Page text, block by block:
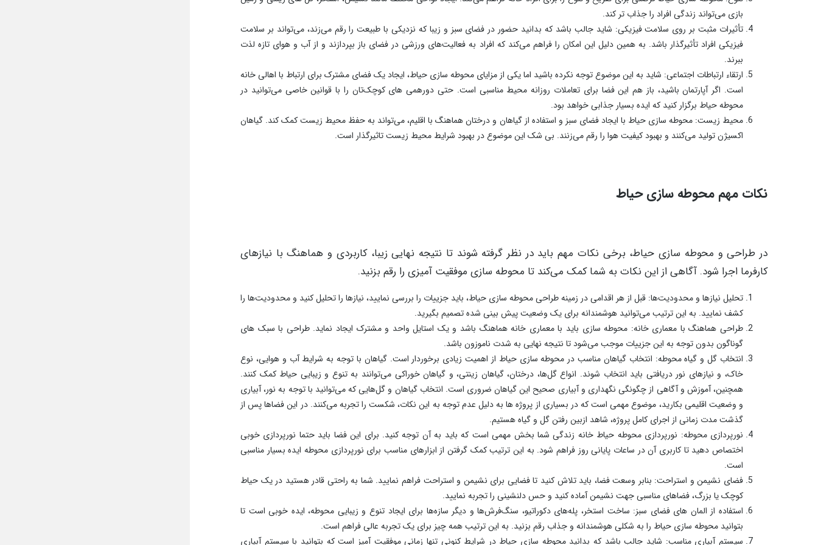
می‌شود. شما به راحتی می‌توانید در چنین فضایی حس و حال فوق العاده‌ای را تجربه کنید. تاثیرات متعدد محوطه سازی حیاط و
حضور در آن، بر روی روح و روان انسان اثبات شده است. پس بدیهی است که با همین تجربه می‌توانید فضایی مناسب و خاص
افزایش کیفیت زندگی: محوطه سازی حیاط با ایجاد یک فضای زیبا و دلنشین، کمک می‌کند تا علائمی از بهبود کیفیت زندگی را تجربه کنید. حضور در
یک محیط سرسبز و جذاب همراه با زیبایی و فضای آرامش بخش حس و حال خوبی را تداعی می‌کند که نتیجه آن بهبود کیفیت زندگی است.
کاهش استرس و افزایش آرامش: امکان داشتن یک حیاط زیبا و سرسبز می‌تواند به کاهش استرس و افزایش آرامش کمک کند. تماشای گل‌ها، گیاهان،
آبنما، صدای آب و حضور در محیط طبیعی موجب بهبود حالات روحی می‌شود.
تنوع: محوطه سازی حیاط فرصتی برای تفریح و تنوع را برای افراد خانه فراهم می‌کند. ایجاد نواحی مختلف مانند نشیمن، استخر، گل های زینتی و زمین
‌بازی می‌تواند زندگی افراد را جذاب تر کند.
تأثیرات مثبت بر روی سلامت فیزیکی: شاید جالب باشد که بدانید حضور در فضای سبز و زیبا که نزدیکی با طبیعت را رقم می‌زند، می‌تواند بر سلامت
فیزیکی افراد تأثیرگذار باشد. به همین دلیل این امکان را فراهم می‌کند که افراد به فعالیت‌های ورزشی در فضای باز بپردازند و از آب و هوای تازه لذت
ببرند.
ارتقاء ارتباطات اجتماعی: شاید به این موضوع توجه نکرده باشید اما یکی از مزایای محوطه سازی حیاط، ایجاد یک فضای مشترک برای ارتباط با اهالی خانه
است. اگر آپارتمان باشید، باز هم این فضا برای تعاملات روزانه محیط مناسبی است. حتی دورهمی های کوچک‌تان را با قوانین خاصی می‌توانید در
محوطه حیاط برگزار کنید که ایده بسیار جذابی خواهد بود.
محیط زیست: محوطه سازی حیاط با ایجاد فضای سبز و استفاده از گیاهان و درختان هماهنگ با اقلیم، می‌تواند به حفظ محیط زیست کمک کند. گیاهان
اکسیژن تولید می‌کنند و بهبود کیفیت هوا را رقم می‌زنند. بی شک این موضوع در بهبود شرایط محیط زیست تاثیرگذار است.
نکات مهم محوطه سازی حیاط